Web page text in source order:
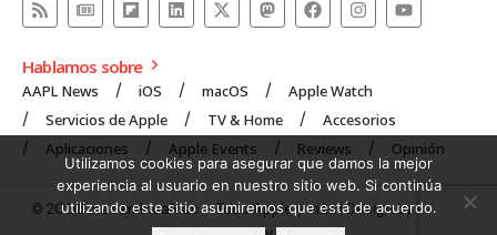
Hablamos sobre
AAPL News iOS macOS
Apple Watch
Servicios de Apple
TV & Home
Accesorios
Aplicaciones
Apple Events Reviews Opinión
© 2008 mecambioaMac – Todo Apple y más | Design byUNXON
Utilizamos cookies para asegurar que damos la mejor
experiencia al usuario en nuestro sitio web. Si continúa
utilizando este sitio asumiremos que está de acuerdo.